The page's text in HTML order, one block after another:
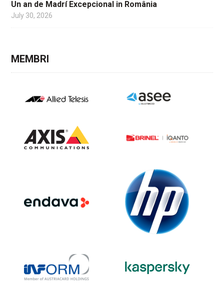
Un an de Madrí Excepcional in România
July 30, 2026
MEMBRI